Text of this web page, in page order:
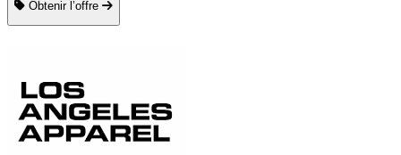
Obtenir l’offre